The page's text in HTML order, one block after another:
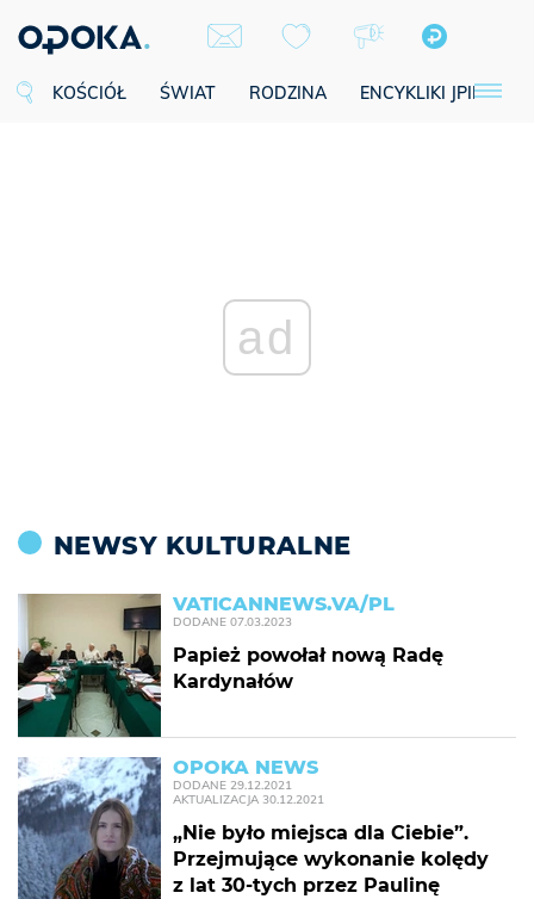
KOŚCIÓŁ ŚWIAT RODZINA ENCYKLIKI JPII
ad
NEWSY KULTURALNE
VATICANNEWS.VA/PL
DODANE 07.03.2023
Papież powołał nową Radę
Kardynałów
OPOKA NEWS
DODANE 29.12.2021
AKTUALIZACJA 30.12.2021
„Nie było miejsca dla Ciebie”.
Przejmujące wykonanie kolędy
z lat 30-tych przez Paulinę